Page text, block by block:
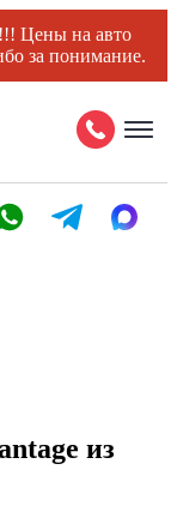
Цены на авто
за понимание.
из